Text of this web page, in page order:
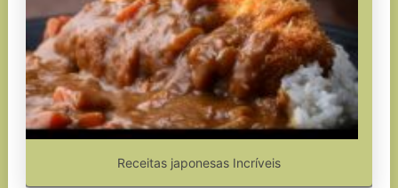
Receitas japonesas Incríveis